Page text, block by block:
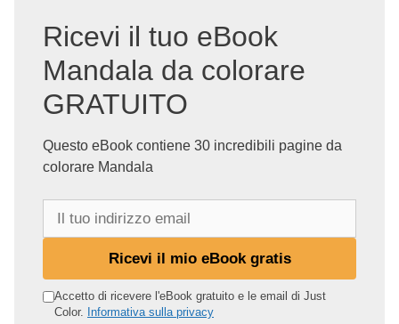
Ricevi il tuo eBook
Mandala da colorare
GRATUITO
Questo eBook contiene 30 incredibili pagine da
colorare Mandala
o
Ricevi il mio eBook gratis
Accetto di ricevere l'eBook gratuito e le email di Just
Color. Informativa sulla privacy